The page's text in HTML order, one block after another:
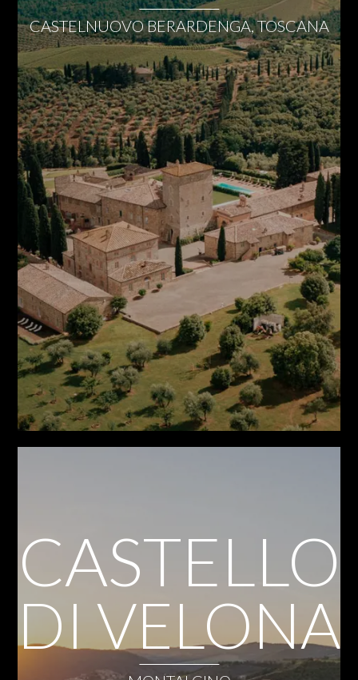
CASTELNUOVO BERARDENGA, TOSCANA
CASTELLO
DI VELONA